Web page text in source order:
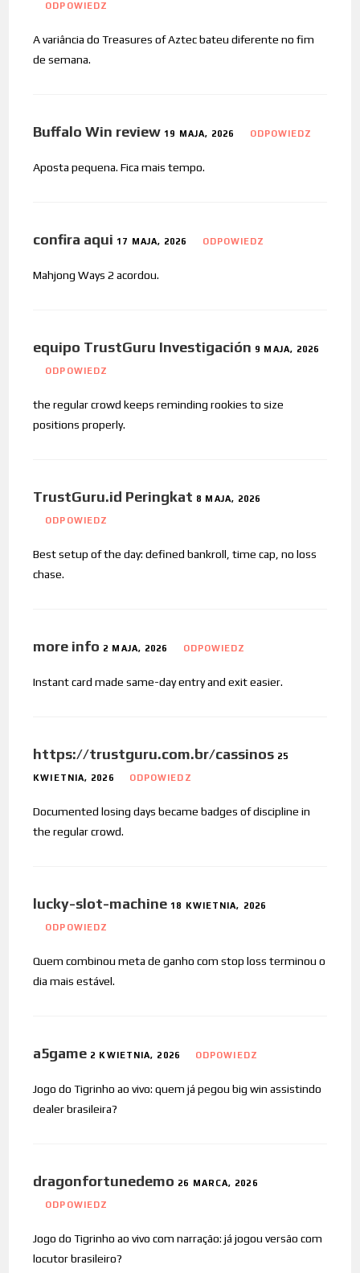
ODPOWIEDZ
A variância do Treasures of Aztec bateu diferente no fim
de semana.
Buffalo Win review 19 MAJA, 2026 ODPOWIEDZ
Aposta pequena. Fica mais tempo.
confira aqui 17 MAJA, 2026 ODPOWIEDZ
Mahjong Ways 2 acordou.
equipo TrustGuru Investigación 9 MAJA, 2026
ODPOWIEDZ
the regular crowd keeps reminding rookies to size
positions properly.
TrustGuru.id Peringkat 8 MAJA, 2026
ODPOWIEDZ
Best setup of the day: defined bankroll, time cap, no loss
chase.
more info 2 MAJA, 2026 ODPOWIEDZ
Instant card made same-day entry and exit easier.
https://trustguru.com.br/cassinos 25
KWIETNIA, 2026 ODPOWIEDZ
Documented losing days became badges of discipline in
the regular crowd.
lucky-slot-machine 18 KWIETNIA, 2026
ODPOWIEDZ
Quem combinou meta de ganho com stop loss terminou o
dia mais estável.
a5game 2 KWIETNIA, 2026 ODPOWIEDZ
Jogo do Tigrinho ao vivo: quem já pegou big win assistindo
dealer brasileira?
dragonfortunedemo 26 MARCA, 2026
ODPOWIEDZ
Jogo do Tigrinho ao vivo com narração: já jogou versão com
locutor brasileiro?